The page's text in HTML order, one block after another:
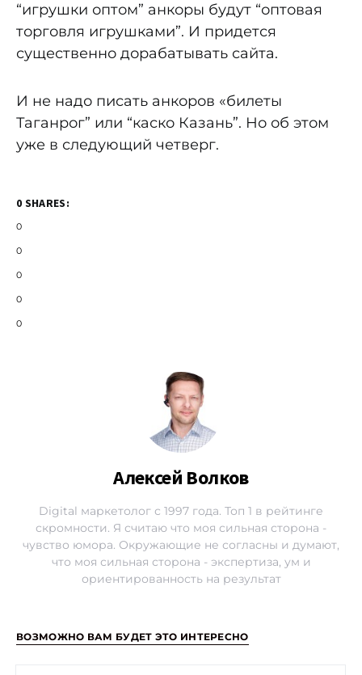
“игрушки оптом” анкоры будут “оптовая
торговля игрушками”. И придется
существенно дорабатывать сайта.
И не надо писать анкоров «билеты
Таганрог” или “каско Казань”. Но об этом
уже в следующий четверг.
0 SHARES:
0
0
0
0
0
Алексей Волков
Digital маркетолог с 1997 года. Топ 1 в рейтинге
скромности. Я считаю что моя сильная сторона -
чувство юмора. Окружающие не согласны и думают,
что моя сильная сторона - экспертиза, ум и
ориентированность на результат
ВОЗМОЖНО ВАМ БУДЕТ ЭТО ИНТЕРЕСНО